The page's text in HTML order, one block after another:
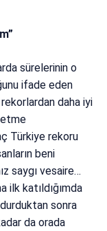
sürelerinin o
ifade eden
daha iyi
etme
Türkiye rekoru
beni
saygı vesaire…
ilk katıldığımda
sonra
da orada